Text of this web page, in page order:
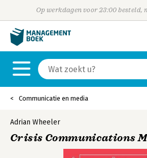
Op werkdagen voor 23:00 besteld,
Communicatie en media
Adrian Wheeler
Crisis Communications